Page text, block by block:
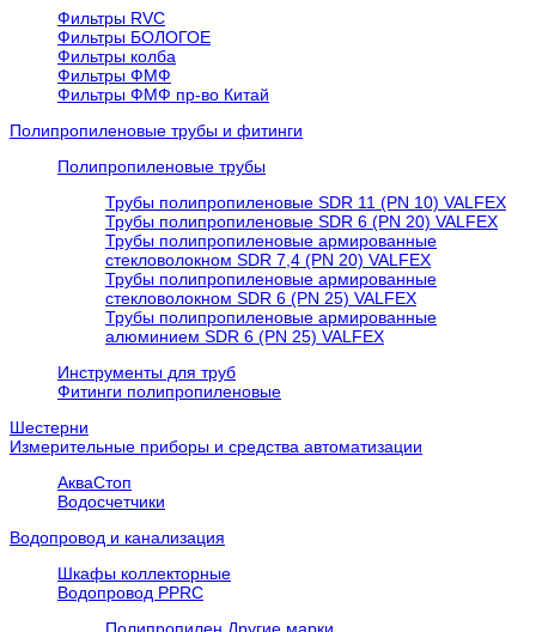
Фильтры RVC
Фильтры БОЛОГОЕ
Фильтры колба
Фильтры ФМФ
Фильтры ФМФ пр-во Китай
Полипропиленовые трубы и фитинги
Полипропиленовые трубы
Трубы полипропиленовые SDR 11 (PN 10) VALFEX
Трубы полипропиленовые SDR 6 (PN 20) VALFEX
Трубы полипропиленовые армированные
стекловолокном SDR 7,4 (PN 20) VALFEX
Трубы полипропиленовые армированные
стекловолокном SDR 6 (PN 25) VALFEX
Трубы полипропиленовые армированные
алюминием SDR 6 (PN 25) VALFEX
Инструменты для труб
Фитинги полипропиленовые
Шестерни
Измерительные приборы и средства автоматизации
АкваСтоп
Водосчетчики
Водопровод и канализация
Шкафы коллекторные
Водопровод PPRC